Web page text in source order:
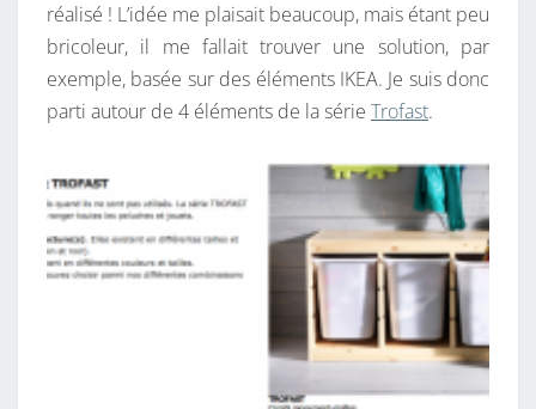
réalisé ! L’idée me plaisait beaucoup, mais étant peu
bricoleur, il me fallait trouver une solution, par
exemple, basée sur des éléments IKEA. Je suis donc
parti autour de 4 éléments de la série Trofast.